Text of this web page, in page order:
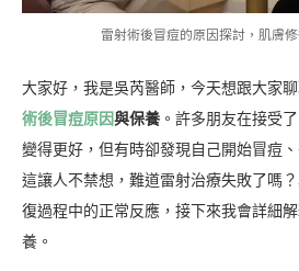
雷射術後冒痘的原因探討，肌膚
大家好，我是吳芮醫師，今天想跟大家
術後冒痘原因與保養 。許多朋友在接受
變得更好，但有時卻發現自己開始冒痘
這讓人不禁想，難道雷射治療失敗了嗎
復過程中的正常反應，接下來我會詳細
養。